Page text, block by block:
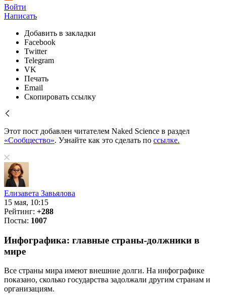
Войти
Написать
Добавить в закладки
Facebook
Twitter
Telegram
VK
Печать
Email
Скопировать ссылку
Этот пост добавлен читателем Naked Science в раздел
«Сообщество». Узнайте как это сделать по ссылке.
Елизавета Завьялова
15 мая, 10:15
Рейтинг: +288
Посты: 1007
Инфографика: главные страны-должники в
мире
Все страны мира имеют внешние долги. На инфографике
показано, сколько государства задолжали другим странам и
организациям.